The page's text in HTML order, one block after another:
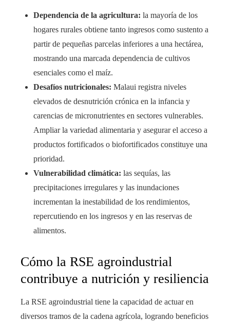
Dependencia de la agricultura: la mayoría de los
hogares rurales obtiene tanto ingresos como sustento a
partir de pequeñas parcelas inferiores a una hectárea,
mostrando una marcada dependencia de cultivos
esenciales como el maíz.
Desafíos nutricionales: Malaui registra niveles
elevados de desnutrición crónica en la infancia y
carencias de micronutrientes en sectores vulnerables.
Ampliar la variedad alimentaria y asegurar el acceso a
productos fortificados o biofortificados constituye una
prioridad.
Vulnerabilidad climática: las sequías, las
precipitaciones irregulares y las inundaciones
incrementan la inestabilidad de los rendimientos,
repercutiendo en los ingresos y en las reservas de
alimentos.
Cómo la RSE agroindustrial
contribuye a nutrición y resiliencia
La RSE agroindustrial tiene la capacidad de actuar en
diversos tramos de la cadena agrícola, logrando beneficios